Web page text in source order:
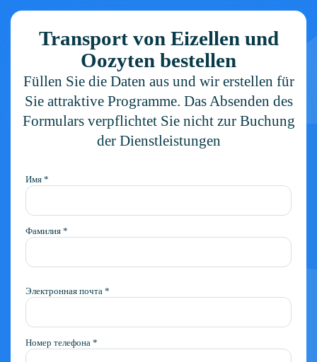
Transport von Eizellen und
Oozyten bestellen
Füllen Sie die Daten aus und wir erstellen für
Sie attraktive Programme. Das Absenden des
Formulars verpflichtet Sie nicht zur Buchung
der Dienstleistungen
Имя *
Фамилия *
Электронная почта *
Номер телефона *